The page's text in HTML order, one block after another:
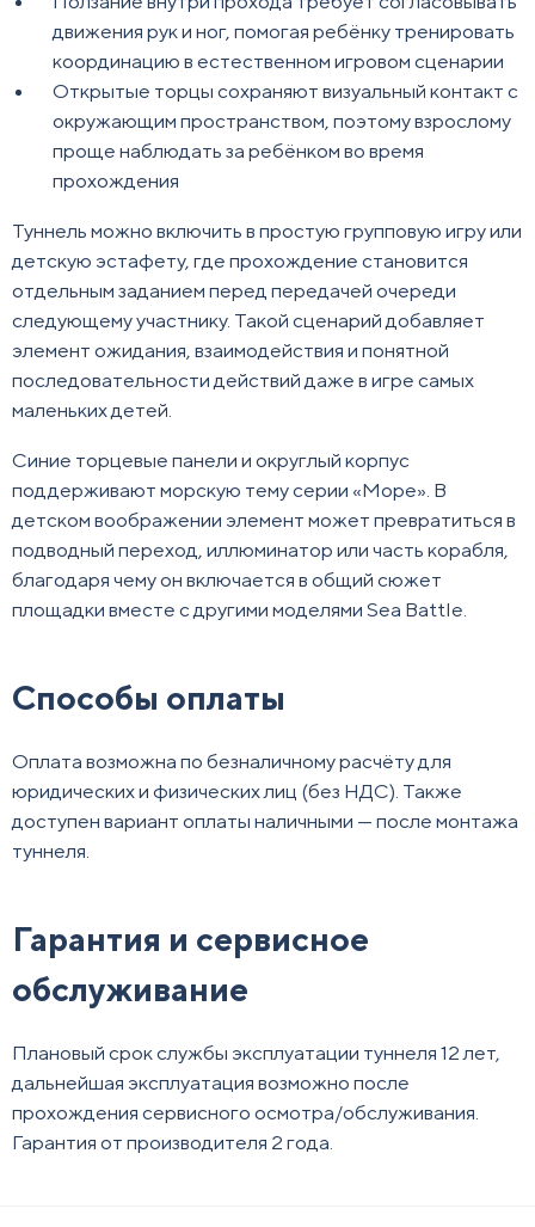
движения рук и ног, помогая ребёнку тренировать
координацию в естественном игровом сценарии
Открытые торцы сохраняют визуальный контакт с
окружающим пространством, поэтому взрослому
проще наблюдать за ребёнком во время
прохождения
Туннель можно включить в простую групповую игру или
детскую эстафету, где прохождение становится
отдельным заданием перед передачей очереди
следующему участнику. Такой сценарий добавляет
элемент ожидания, взаимодействия и понятной
последовательности действий даже в игре самых
маленьких детей.
Синие торцевые панели и округлый корпус
поддерживают морскую тему серии «Море». В
детском воображении элемент может превратиться в
подводный переход, иллюминатор или часть корабля,
благодаря чему он включается в общий сюжет
площадки вместе с другими моделями Sea Battle.
Способы оплаты
Оплата возможна по безналичному расчёту для
юридических и физических лиц (без НДС). Также
доступен вариант оплаты наличными — после монтажа
туннеля.
Гарантия и сервисное
обслуживание
Плановый срок службы эксплуатации туннеля 12 лет,
дальнейшая эксплуатация возможно после
прохождения сервисного осмотра/обслуживания.
Гарантия от производителя 2 года.